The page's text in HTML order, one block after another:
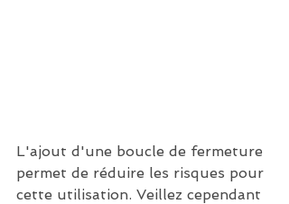
L'ajout d'une boucle de fermeture
permet de réduire les risques pour
cette utilisation. Veillez cependant